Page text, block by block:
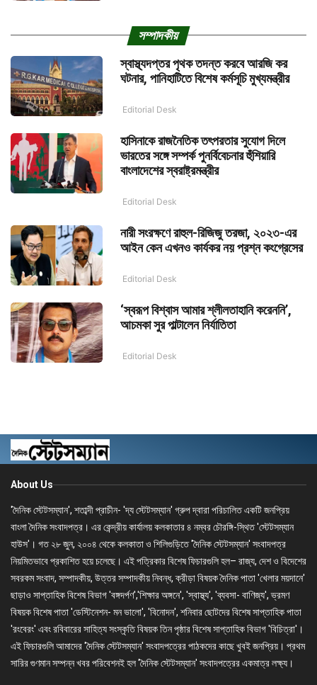
সম্পাদকীয়
স্বাস্থ্যদপ্তর পৃথক তদন্ত করবে আরজি কর
ঘটনার, পানিহাটিতে বিশেষ কর্মসূচি মুখ্যমন্ত্রীর
Editorial Desk
হাসিনাকে রাজনৈতিক তৎপরতার সুযোগ দিলে
ভারতের সঙ্গে সম্পর্ক পুনর্বিবেচনার হুঁশিয়ারি
বাংলাদেশের স্বরাষ্ট্রমন্ত্রীর
Editorial Desk
নারী সংরক্ষণে রাহুল-রিজিজু তরজা, ২০২৩-এর
আইন কেন এখনও কার্যকর নয় প্রশ্ন কংগ্রেসের
Editorial Desk
‘স্বরূপ বিশ্বাস আমার শ্লীলতাহানি করেননি’,
আচমকা সুর পাল্টালেন নির্যাতিতা
Editorial Desk
About Us
'দৈনিক স্টেটসম্যান', শতাব্দী প্রাচীন- 'দ্য স্টেটসম্যান' গ্রুপ দ্বারা পরিচালিত একটি জনপ্রিয়
বাংলা দৈনিক সংবাদপত্র। এর কেন্দ্রীয় কার্যালয় কলকাতার ৪ নম্বর চৌরঙ্গি-স্থিত 'স্টেটসম্যান
হাউস'। গত ২৮ জুন, ২০০৪ থেকে কলকাতা ও শিলিগুড়িতে 'দৈনিক স্টেটসম্যান' সংবাদপত্র
নিয়মিতভাবে প্রকাশিত হয়ে চলেছে। এই পত্রিকার বিশেষ ফিচারগুলি হল– রাজ্য, দেশ ও বিদেশের
সবরকম সংবাদ, সম্পাদকীয়, উত্তর সম্পাদকীয় নিবন্ধ, ক্রীড়া বিষয়ক দৈনিক পাতা 'খেলার ময়দানে'
ছাড়াও সাপ্তাহিক বিশেষ বিভাগ 'বঙ্গদর্পণ','শিক্ষার অঙ্গনে', 'স্বাস্থ্য', 'ব্যবসা- বাণিজ্য', ভ্রমণ
বিষয়ক বিশেষ পাতা 'ডেস্টিনেশন- মন ভালো', 'বিনোদন', শনিবার ছোটদের বিশেষ সাপ্তাহিক পাতা
'রংবেরং' এবং রবিবারের সাহিত্য সংস্কৃতি বিষয়ক তিন পৃষ্ঠার বিশেষ সাপ্তাহিক বিভাগ 'বিচিত্রা'।
এই ফিচারগুলি আমাদের 'দৈনিক স্টেটসম্যান' সংবাদপত্রের পাঠকদের কাছে খুবই জনপ্রিয়। প্রথম
সারির গুণমান সম্পন্ন খবর পরিবেশনই হল 'দৈনিক স্টেটসম্যান' সংবাদপত্রের একমাত্র লক্ষ্য।